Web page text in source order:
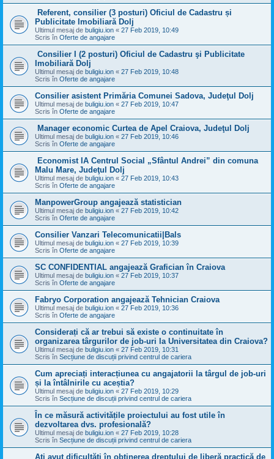
Referent, consilier (3 posturi) Oficiul de Cadastru și
Publicitate Imobiliară Dolj
Ultimul mesaj de buligiu.ion « 27 Feb 2019, 10:49
Scris în Oferte de angajare
Consilier I (2 posturi) Oficiul de Cadastru şi Publicitate
Imobiliară Dolj
Ultimul mesaj de buligiu.ion « 27 Feb 2019, 10:48
Scris în Oferte de angajare
Consilier asistent Primăria Comunei Sadova, Judeţul Dolj
Ultimul mesaj de buligiu.ion « 27 Feb 2019, 10:47
Scris în Oferte de angajare
Manager economic Curtea de Apel Craiova, Judeţul Dolj
Ultimul mesaj de buligiu.ion « 27 Feb 2019, 10:46
Scris în Oferte de angajare
Economist IA Centrul Social „Sfântul Andrei” din comuna
Malu Mare, Judeţul Dolj
Ultimul mesaj de buligiu.ion « 27 Feb 2019, 10:43
Scris în Oferte de angajare
ManpowerGroup angajează statistician
Ultimul mesaj de buligiu.ion « 27 Feb 2019, 10:42
Scris în Oferte de angajare
Consilier Vanzari Telecomunicatii|Bals
Ultimul mesaj de buligiu.ion « 27 Feb 2019, 10:39
Scris în Oferte de angajare
SC CONFIDENTIAL angajează Grafician în Craiova
Ultimul mesaj de buligiu.ion « 27 Feb 2019, 10:37
Scris în Oferte de angajare
Fabryo Corporation angajează Tehnician Craiova
Ultimul mesaj de buligiu.ion « 27 Feb 2019, 10:36
Scris în Oferte de angajare
Considerați că ar trebui să existe o continuitate în
organizarea târgurilor de job-uri la Universitatea din Craiova?
Ultimul mesaj de buligiu.ion « 27 Feb 2019, 10:31
Scris în Secțiune de discuții privind centrul de cariera
Cum apreciați interacțiunea cu angajatorii la târgul de job-uri
și la întâlnirile cu aceștia?
Ultimul mesaj de buligiu.ion « 27 Feb 2019, 10:29
Scris în Secțiune de discuții privind centrul de cariera
În ce măsură activitățile proiectului au fost utile în
dezvoltarea dvs. profesională?
Ultimul mesaj de buligiu.ion « 27 Feb 2019, 10:28
Scris în Secțiune de discuții privind centrul de cariera
Ați avut dificultăți în obținerea dreptului de liberă practică de